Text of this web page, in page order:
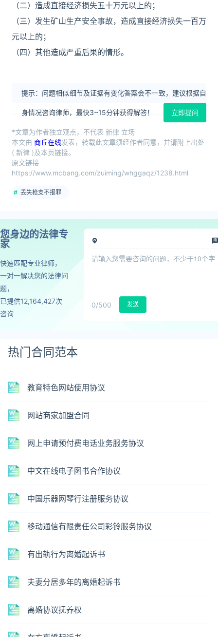
（二）造成直接经济损失五十万元以上的；
（三）发生矿山生产安全事故，造成直接经济损失一百万
元以上的；
（四）其他造成严重后果的情形。
提示：问题相似细节及证据有变化答案会不一致，建议根据自
身情况咨询律师，最快3~15分钟获得解答！ 立即提问
*文章为作者独立观点，不代表 新律 立场
本文由 商丘在线发表，转载此文章须经作者同意，并请附上出处
( 新律 )及本页链接。
原文链接
https://www.mcbang.com/zuiming/whggaqz/1238.html
丢失枪支不报罪
您身边的法律专
家
快速匹配专业律师，
一对一解决您的法律问
题，
已提供12,164,427次
咨询
0/500 发送
热门合同范本
教育特色网站使用协议
网站商家加盟合同
网上申请预付费电话业务服务协议
中文在线电子图书合作协议
中国乐器网琴行注册服务协议
移动通信有限责任公司彩铃服务协议
有出轨行为离婚起诉书
夫妻分居多年的离婚起诉书
离婚协议抚养权